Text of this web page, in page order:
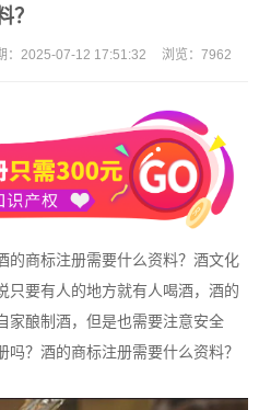
？
： 2025-07-12 17:51:32 浏览： 7962
的商标注册需要什么资料？酒文化
只要有人的地方就有人喝酒，酒的
家酿制酒，但是也需要注意安全
吗？酒的商标注册需要什么资料？